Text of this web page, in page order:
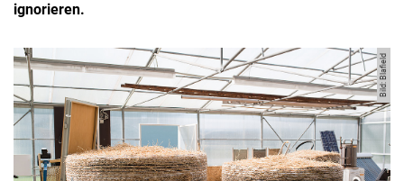
ignorieren.
Bild: Blafield